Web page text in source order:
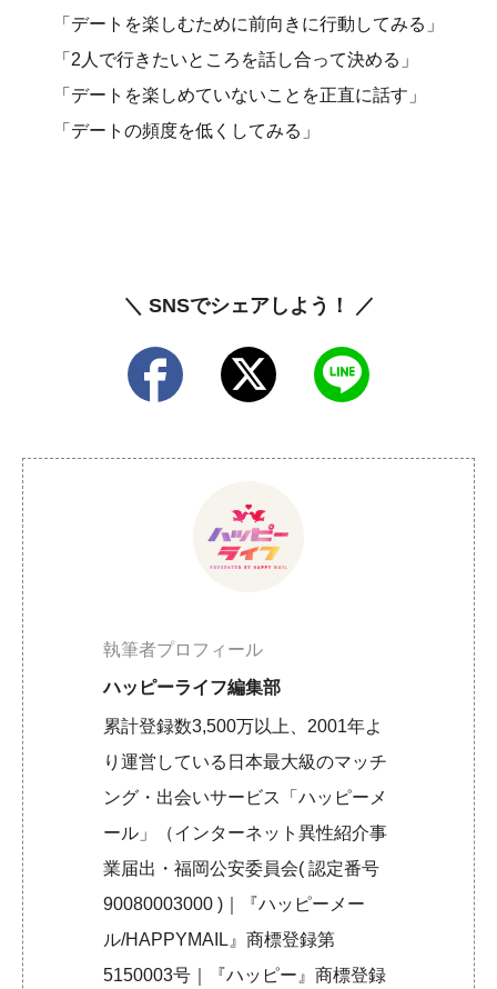
「デートを楽しむために前向きに行動してみる」
「2人で行きたいところを話し合って決める」
「デートを楽しめていないことを正直に話す」
「デートの頻度を低くしてみる」
＼ SNSでシェアしよう！ ／
執筆者プロフィール
ハッピーライフ編集部
累計登録数3,500万以上、2001年よ
り運営している日本最大級のマッチ
ング・出会いサービス「ハッピーメ
ール」（インターネット異性紹介事
業届出・福岡公安委員会( 認定番号
90080003000 )｜『ハッピーメー
ル/HAPPYMAIL』商標登録第
5150003号｜『ハッピー』商標登録